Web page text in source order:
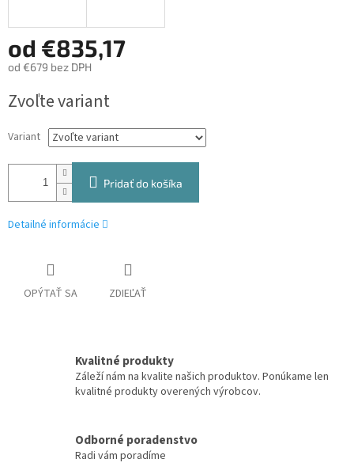
od €835,17
od €679 bez DPH
cena:
Zvoľte variant
Variant
Pridať do košíka
Detailné informácie
OPÝTAŤ SA ZDIEĽAŤ
Kvalitné produkty
Záleží nám na kvalite našich produktov. Ponúkame len
kvalitné produkty overených výrobcov.
Odborné poradenstvo
Radi vám poradíme